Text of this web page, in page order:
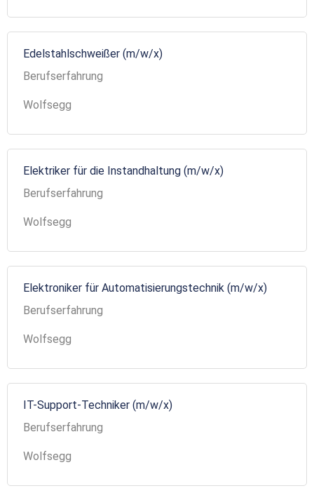
Edelstahlschweißer (m/w/x)
Berufserfahrung
Wolfsegg
Elektriker für die Instandhaltung (m/w/x)
Berufserfahrung
Wolfsegg
Elektroniker für Automatisierungstechnik (m/w/x)
Berufserfahrung
Wolfsegg
IT-Support-Techniker (m/w/x)
Berufserfahrung
Wolfsegg